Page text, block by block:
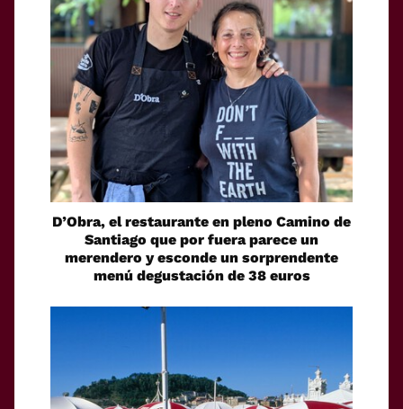
D’Obra, el restaurante en pleno Camino de
Santiago que por fuera parece un
merendero y esconde un sorprendente
menú degustación de 38 euros